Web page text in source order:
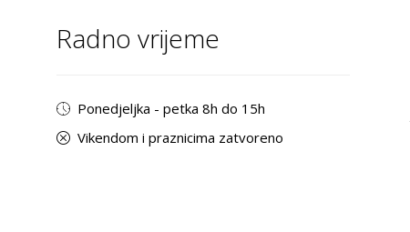
Radno vrijeme
Ponedjeljka - petka 8h do 15h
Vikendom i praznicima zatvoreno